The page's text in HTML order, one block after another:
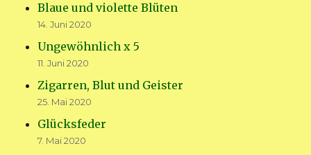
Blaue und violette Blüten
14. Juni 2020
Ungewöhnlich x 5
11. Juni 2020
Zigarren, Blut und Geister
25. Mai 2020
Glücksfeder
7. Mai 2020